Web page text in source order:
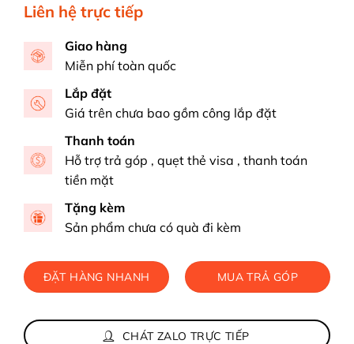
Liên hệ trực tiếp
Giao hàng
Miễn phí toàn quốc
Lắp đặt
Giá trên chưa bao gồm công lắp đặt
Thanh toán
Hỗ trợ trả góp , quẹt thẻ visa , thanh toán
tiền mặt
Tặng kèm
Sản phẩm chưa có quà đi kèm
ĐẶT HÀNG NHANH MUA TRẢ GÓP
CHÁT ZALO TRỰC TIẾP